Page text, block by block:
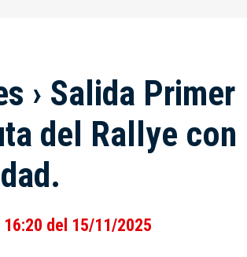
› Salida Primer
del Rallye con
del 15/11/2025